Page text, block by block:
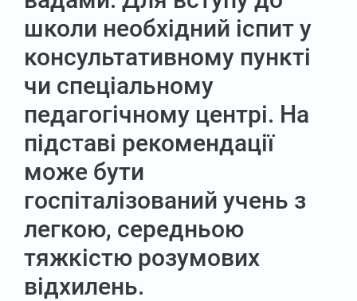
школи необхідний іспит у
консультативному пункті
чи спеціальному
педагогічному центрі. На
підставі рекомендації
може бути
госпіталізований учень з
легкою, середньою
тяжкістю розумових
відхилень.